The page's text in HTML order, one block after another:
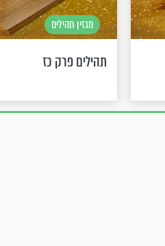
מגזין תהילים
תהילים פרק כז